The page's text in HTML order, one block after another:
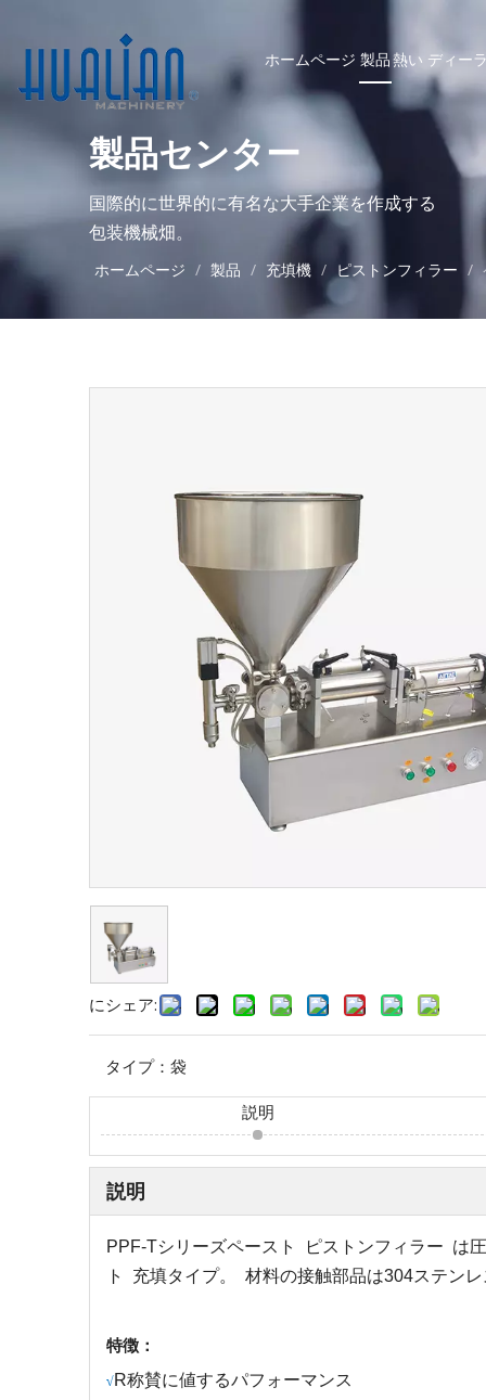
ホームページ 製品熱い ディー
製品センター
国際的に世界的に有名な大手企業を作成する
包装機械畑。
ホームページ / 製品 / 充填機 / ピストンフィラー /
にシェア:
タイプ： 袋
説明
説明
PPF-Tシリーズペースト ピストンフィラー は
ト
充填タイプ。 材料の接触部品は304ステン
特徴：
√R称賛に値するパフォーマンス